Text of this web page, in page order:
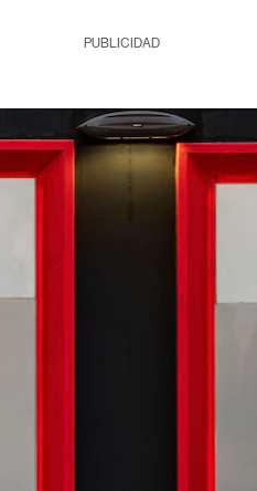
PUBLICIDAD